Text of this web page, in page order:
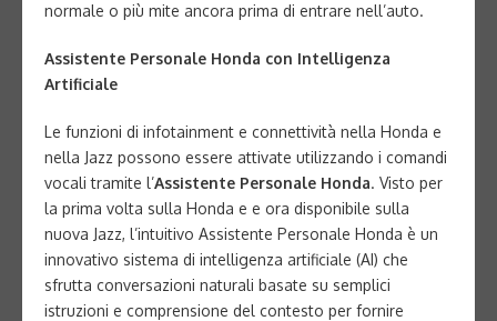
normale o più mite ancora prima di entrare nell’auto.
Assistente Personale Honda con Intelligenza
Artificiale
Le funzioni di infotainment e connettività nella Honda e
nella Jazz possono essere attivate utilizzando i comandi
vocali tramite l’Assistente Personale Honda. Visto per
la prima volta sulla Honda e e ora disponibile sulla
nuova Jazz, l’intuitivo Assistente Personale Honda è un
innovativo sistema di intelligenza artificiale (AI) che
sfrutta conversazioni naturali basate su semplici
istruzioni e comprensione del contesto per fornire